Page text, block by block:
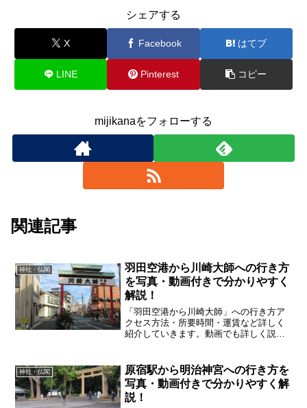
シェアする
X Facebook はてブ
LINE Pinterest コピー
mijikanaをフォローする
関連記事
神社・仏閣
羽田空港から川崎大師への行き方
を写真・動画付きで分かりやすく
解説！
「羽田空港から川崎大師」への行き方ア
クセス方法・所要時間・運賃など詳しく
紹介していきます。動画でも詳しく説明
神社・仏閣
原宿駅から明治神宮への行き方を
写真・動画付きで分かりやすく解
説！